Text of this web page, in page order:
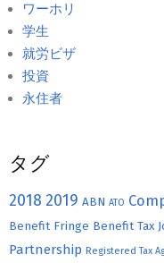
ワーホリ
学生
就労ビザ
投資
永住者
タグ
2018 2019 ABN ATO
Benefit Fringe Benefit Tax
Partnership Registered Tax